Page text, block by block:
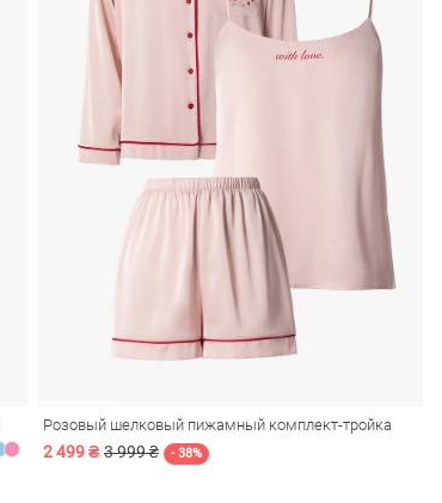
Розовый шелковый пижамный комплект-тройка
2 499 ₴ 3 999 ₴ - 38%